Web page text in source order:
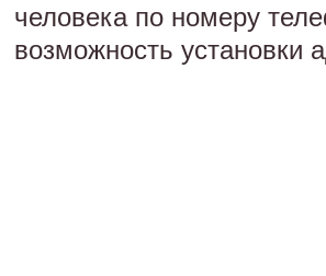
человека по номеру
возможность установки